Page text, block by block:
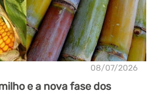
08/07/2026
e a nova fase dos